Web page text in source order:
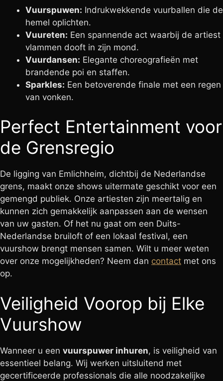
Vuurspuwen: Indrukwekkende vuurballen die de
hemel oplichten.
Vuureten: Een spannende act waarbij de artiest
vlammen dooft in zijn mond.
Vuurdansen: Elegante choreografieën met
brandende poi en staffen.
Sparkles: Een betoverende finale met een regen
van vonken.
Perfect Entertainment voor
de Grensregio
De ligging van Emlichheim, dichtbij de Nederlandse
grens, maakt onze shows uitermate geschikt voor een
gemengd publiek. Onze artiesten zijn meertalig en
kunnen zich gemakkelijk aanpassen aan de wensen
van uw gasten. Of het nu gaat om een Duits-
Nederlandse bruiloft of een lokaal festival, een
vuurshow brengt mensen samen. Wilt u meer weten
over onze mogelijkheden? Neem dan contact met ons
op.
Veiligheid Voorop bij Elke
Vuurshow
Wanneer u een vuurspuwer inhuren, is veiligheid van
essentieel belang. Wij werken uitsluitend met
gecertificeerde professionals die alle noodzakelijke